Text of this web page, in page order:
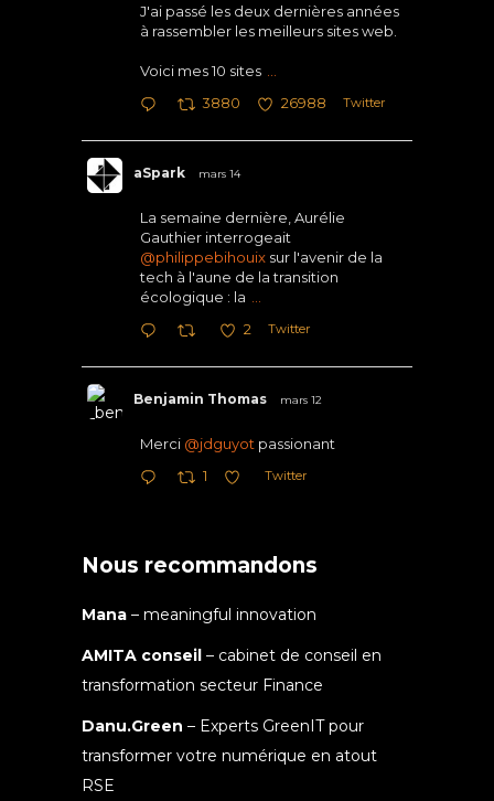
J'ai passé les deux dernières années
à rassembler les meilleurs sites web.
Voici mes 10 sites ...
3880 26988 Twitter
aSpark mars 14
La semaine dernière, Aurélie
Gauthier interrogeait
@philippebihouix sur l'avenir de la
tech à l'aune de la transition
écologique : la ...
2 Twitter
Benjamin Thomas mars 12
Merci @jdguyot passionant
1 Twitter
Nous recommandons
Mana – meaningful innovation
AMITA conseil – cabinet de conseil en
transformation secteur Finance
Danu.Green – Experts GreenIT pour
transformer votre numérique en atout
RSE